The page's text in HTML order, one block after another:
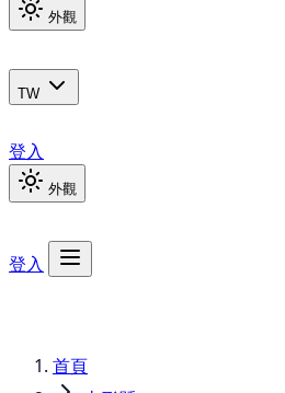
外觀
TW
登入
外觀
登入
首頁